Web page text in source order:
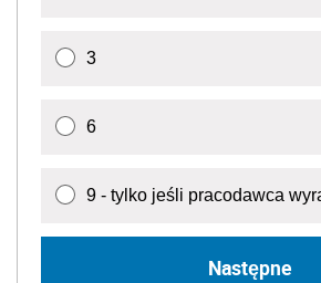
3
6
9 - tylko jeśli pracodawca
Następne